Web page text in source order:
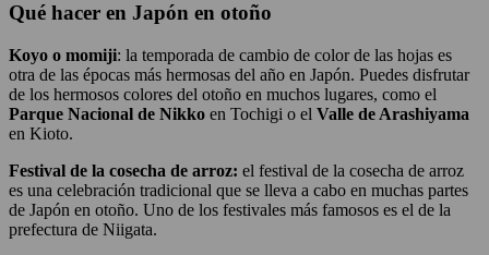
Qué hacer en Japón en otoño
Koyo o momiji: la temporada de cambio de color de las hojas es
otra de las épocas más hermosas del año en Japón. Puedes disfrutar
de los hermosos colores del otoño en muchos lugares, como el
Parque Nacional de Nikko en Tochigi o el Valle de Arashiyama
en Kioto.
Festival de la cosecha de arroz: el festival de la cosecha de arroz
es una celebración tradicional que se lleva a cabo en muchas partes
de Japón en otoño. Uno de los festivales más famosos es el de la
prefectura de Niigata.